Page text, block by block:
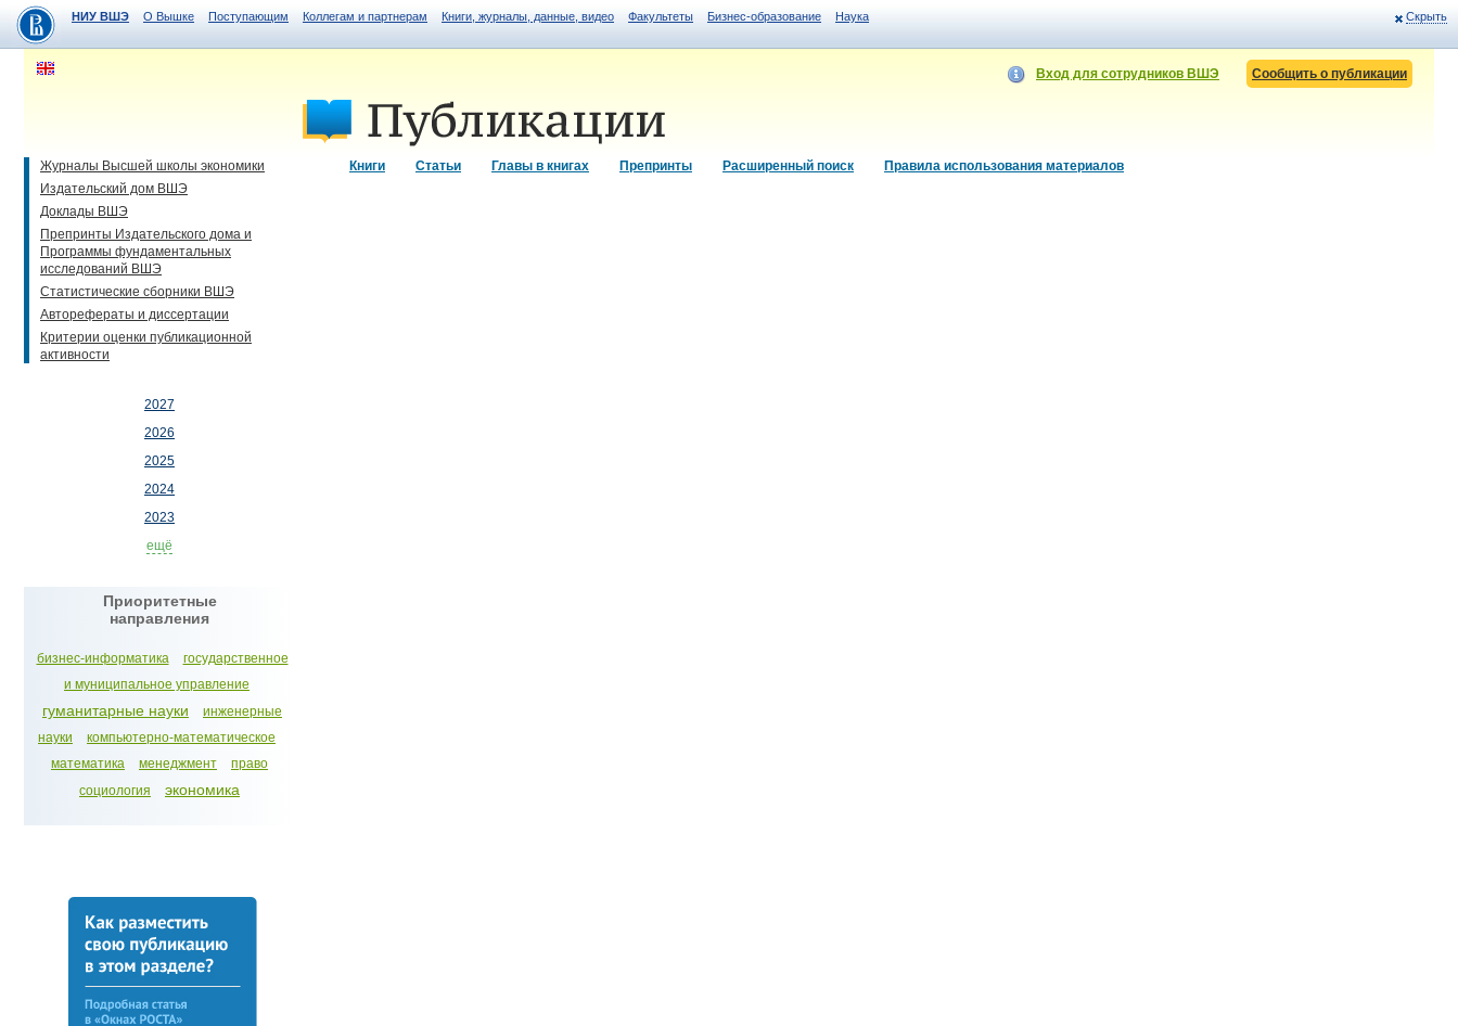
Скрыть
НИУ ВШЭ О Вышке Поступающим Коллегам и партнерам Книги, журналы, данные, видео Факультеты Бизнес-образование Наука
Сообщить о публикации
Вход для сотрудников ВШЭ
Книги Статьи Главы в книгах Препринты Расширенный поиск Правила использования материалов
Журналы Высшей школы экономики
Издательский дом ВШЭ
Доклады ВШЭ
Препринты Издательского дома и
Программы фундаментальных
исследований ВШЭ
Статистические сборники ВШЭ
Авторефераты и диссертации
Критерии оценки публикационной
активности
2027
2026
2025
2024
2023
ещё
Приоритетные
направления
бизнес-информатика
государственное
и муниципальное управление
гуманитарные науки
инженерные
науки
компьютерно-математическое
математика
менеджмент
право
социология
экономика